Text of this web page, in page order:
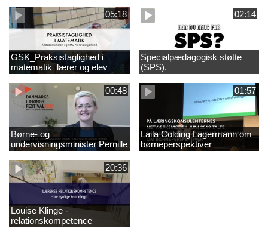
05:18
GSK_Praksisfaglighed i
matematik_lærer og elev
02:14
Specialpædagogisk støtte
(SPS).
00:48
Børne- og
undervisningsminister Pernille
Rosenkrantz-Theil inviterer til
DKLF 2020
01:57
Laila Colding Lagermann om
børneperspektiver
20:36
Louise Klinge -
relationskompetence